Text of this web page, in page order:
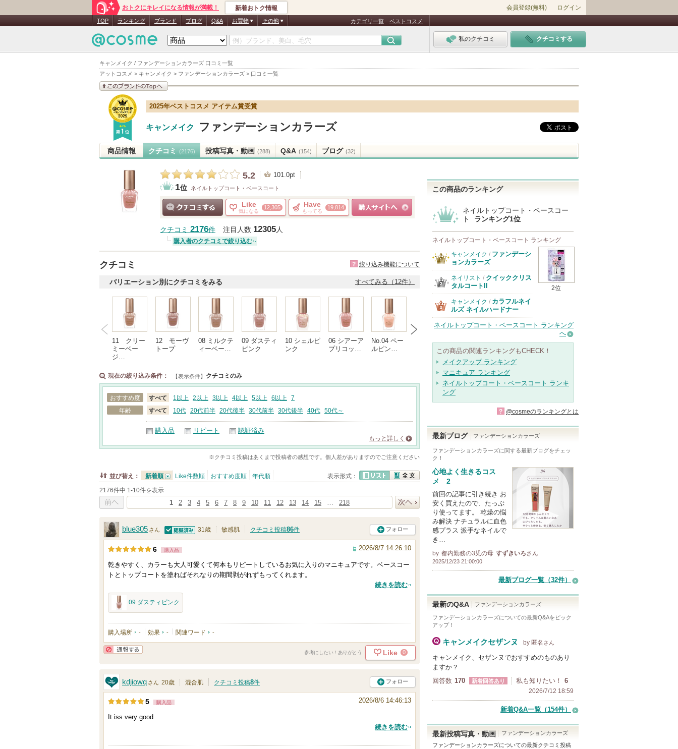
キャンメイク / ファンデーションカラーズ 口コミ一覧
アットコスメ > キャンメイク > ファンデーションカラーズ > 口コミ一覧
おトクにキレイになる情報が満載！ 新着おトク情報 会員登録(無料) ログイン
TOP ランキング ブランド ブログ Q&A お買物 その他 カテゴリ一覧 ベストコスメ
私のクチコミ クチコミする
このブランドの情報を
見る
2025年ベストコスメ アイテム賞受賞
キャンメイク ファンデーションカラーズ
商品情報 クチコミ (2176) 投稿写真・動画 (288) Q&A (154) ブログ (32)
5.2 101.0pt
1位 ネイルトップコート・ベースコート
Like
気になる
12,305 Have
もってる
19,814
クチコミ 2176件 注目人数 12305人
購入者のクチコミで絞り込む
クチコミ ? 絞り込み機能について
バリエーション別にクチコミをみる すべてみる（12件）
11 クリー
ミーベー
ジ…
12 モーヴ
トープ
08 ミルクテ
ィーベー…
09 ダスティ
ピンク
10 シェルピ
ンク
06 シアーア
プリコッ…
No.04 ペー
ルピン…
No.02 ラベ
ンダー…
No.01 ナチ
ュラル…
07 ミルキー
オレンジ
No.05 ピン
クベー…
現在の絞り込み条件： 【表示条件】 クチコミのみ
おすすめ度 すべて 1以上 2以上 3以上 4以上 5以上 6以上
7
年齢
すべて 10代 20代前半 20代後半 30代前半 30代後半 40代 50代～
購入品 リピート 認証済み
もっと詳しく
※クチコミ投稿はあくまで投稿者の感想です。個人差がありますのでご注意ください
並び替え： 新着順 Like件数順 おすすめ度順 年代順 表示形式：
2176件中 1-10件を表示
1 2 3 4 5 6 7 8 9 10 11 12 13 14 15 218
blue305 さん 31歳 敏感肌 クチコミ投稿86件 フォロー
6 購入品 2026/8/7 14:26:10
乾きやすく、カラーも大人可愛くて何本もリピートしているお気に入りのマニキュアです。ベースコー
トとトップコートを塗ればそれなりの期間剥がれずもってくれます。
続きを読む
09 ダスティピンク
購入場所 - 効果 - 関連ワード -
参考にしたい！ありがとう Like 0
kdjiowq さん 20歳 混合肌 クチコミ投稿8件 フォロー
5 購入品 2026/8/6 14:46:13
It iss very good
続きを読む
この商品のランキング
ネイルトップコート・ベースコー
ト
ランキング1位
ネイルトップコート・ベースコート ランキング
2位
キャンメイク / ファンデーシ
ョンカラーズ
ネイリスト / クイッククリス
タルコートII
キャンメイク / カラフルネイ
ルズ ネイルハードナー
ネイルトップコート・ベースコート ランキング
へ
この商品の関連ランキングもCHECK！
メイクアップ ランキング
マニキュア ランキング
ネイルトップコート・ベースコート ランキ
ング
? @cosmeのランキングとは
最新ブログ ファンデーションカラーズ
ファンデーションカラーズに関する最新ブログをチェッ
ク！
心地よく生きるコス
メ 2
前回の記事に引き続き お
安く買えたので、たっぷ
り使ってます。 乾燥の悩
み解決 ナチュラルに血色
感プラス 派手なネイルで
き…
by 都内勤務の3児の母 すずきいろさん
2025/12/23 21:00:00
最新ブログ一覧（32件）
最新のQ&A ファンデーションカラーズ
ファンデーションカラーズについての最新Q&Aをピック
アップ！
キャンメイクセザンヌ by 匿名 さん
キャンメイク、セザンヌでおすすめのものあり
ますか？
回答数 170 新着回答あり 私も知りたい！ 6
2026/7/12 18:59
新着Q&A一覧（154件）
最新投稿写真・動画
ファンデーションカラーズ
ファンデーションカラーズについての最新クチコミ投稿